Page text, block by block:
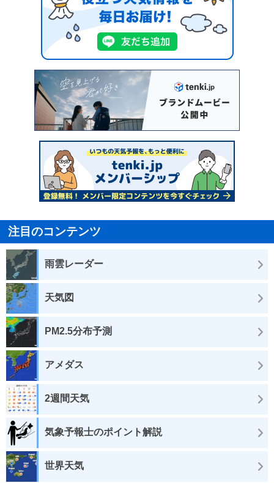
注目のコンテンツ
雨雲レーダー
天気図
PM2.5分布予測
アメダス
2週間天気
気象予報士のポイント解説
世界天気